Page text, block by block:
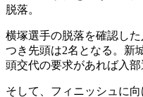
脱落。
横塚選手の脱落を確認し
つき先頭は2名となる。新
頭交代の要求があれば入部
そして、フィニッシュに